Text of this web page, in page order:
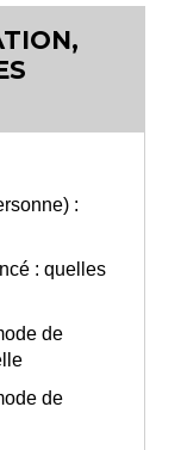
:
: quelles
de
de